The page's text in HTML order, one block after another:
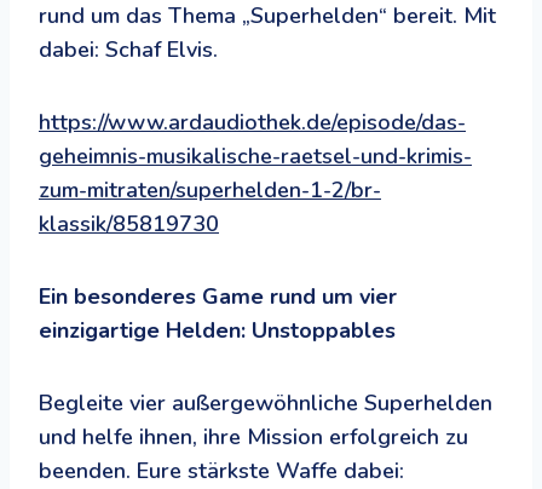
rund um das Thema „Superhelden“ bereit. Mit
dabei: Schaf Elvis.
https://www.ardaudiothek.de/episode/das-
geheimnis-musikalische-raetsel-und-krimis-
zum-mitraten/superhelden-1-2/br-
klassik/85819730
Ein besonderes Game rund um vier
einzigartige Helden: Unstoppables
Begleite vier außergewöhnliche Superhelden
und helfe ihnen, ihre Mission erfolgreich zu
beenden. Eure stärkste Waffe dabei: